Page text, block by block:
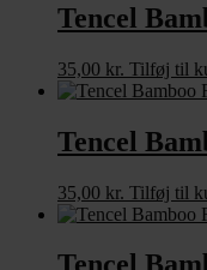
Tencel
35,00 kr. Tilføj til
Tencel
35,00 kr. Tilføj til